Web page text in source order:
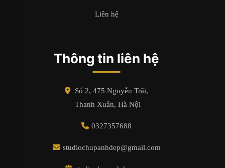
Liên hệ
Thông tin liên hệ
Số 2, 475 Nguyễn Trãi,
Thanh Xuân, Hà Nội
0327357688
studiochupanhdep@gmail.com